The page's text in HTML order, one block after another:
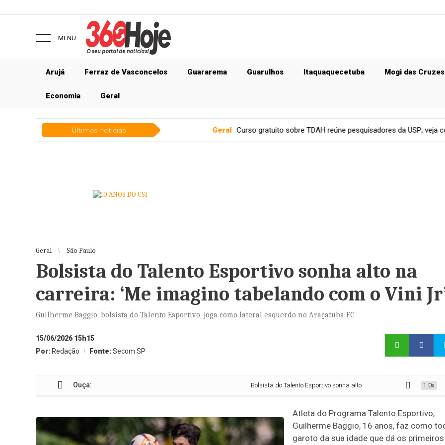
MENU
Arujá Ferraz de Vasconcelos Guararema Guarulhos Itaquaquecetuba Mogi das Cruzes
Economia Geral
Últimas notícias Geral Curso gratuito sobre TDAH reúne pesquisadores da USP; veja como se inscrever
Geral São Paulo
Bolsista do Talento Esportivo sonha alto na
carreira: ‘Me imagino tabelando com o Vini
Guilherme Baggio, bolsista do Talento Esportivo, joga como lateral esquerdo no Araçatuba FC
15/06/2026 15h15
Por: Redação Fonte:Secom SP
Ouça: Bolsista do Talento Esportivo sonha alto na carreira: ‘Me imagino tabelando
1.0x
Atleta do Programa Talento Esportivo,
Guilherme Baggio, 16 anos, faz como
garoto da sua idade que dá os primeiros